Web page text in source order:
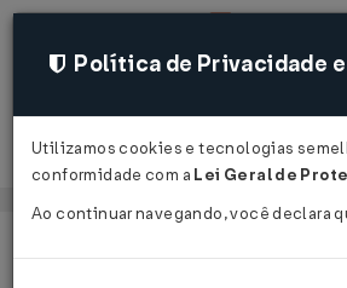
Política de Privacidade
Utilizamos cookies e tecnologias
conformidade com a Lei Geral de
Ao continuar navegando, você declara